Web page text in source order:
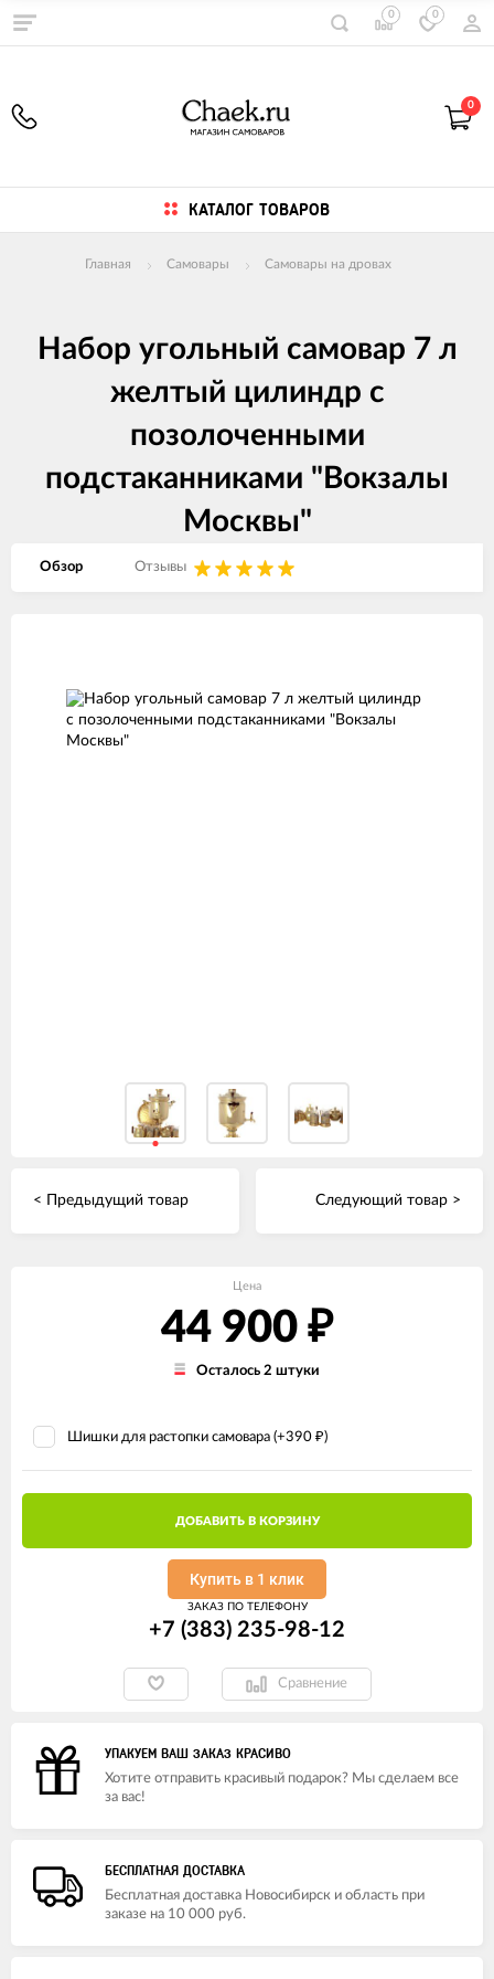
0 0
0
КАТАЛОГ ТОВАРОВ
Главная Самовары Самовары на дровах
Набор угольный самовар 7 л
желтый цилиндр с
позолоченными
подстаканниками "Вокзалы
Москвы"
Обзор Отзывы
< Предыдущий товар Следующий товар >
Цена
44 900 ₽
Осталось 2 штуки
Шишки для растопки самовара (+390 ₽)
ДОБАВИТЬ В КОРЗИНУ
Купить в 1 клик
ЗАКАЗ ПО ТЕЛЕФОНУ
+7 (383) 235-98-12
Сравнение
УПАКУЕМ ВАШ ЗАКАЗ КРАСИВО
Хотите отправить красивый подарок? Мы сделаем все
за вас!
БЕСПЛАТНАЯ ДОСТАВКА
Бесплатная доставка Новосибирск и область при
заказе на 10 000 руб.